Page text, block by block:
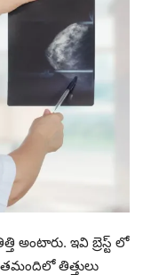
అంటారు. ఇవి బ్రెస్ట్ లో
తిత్తులు